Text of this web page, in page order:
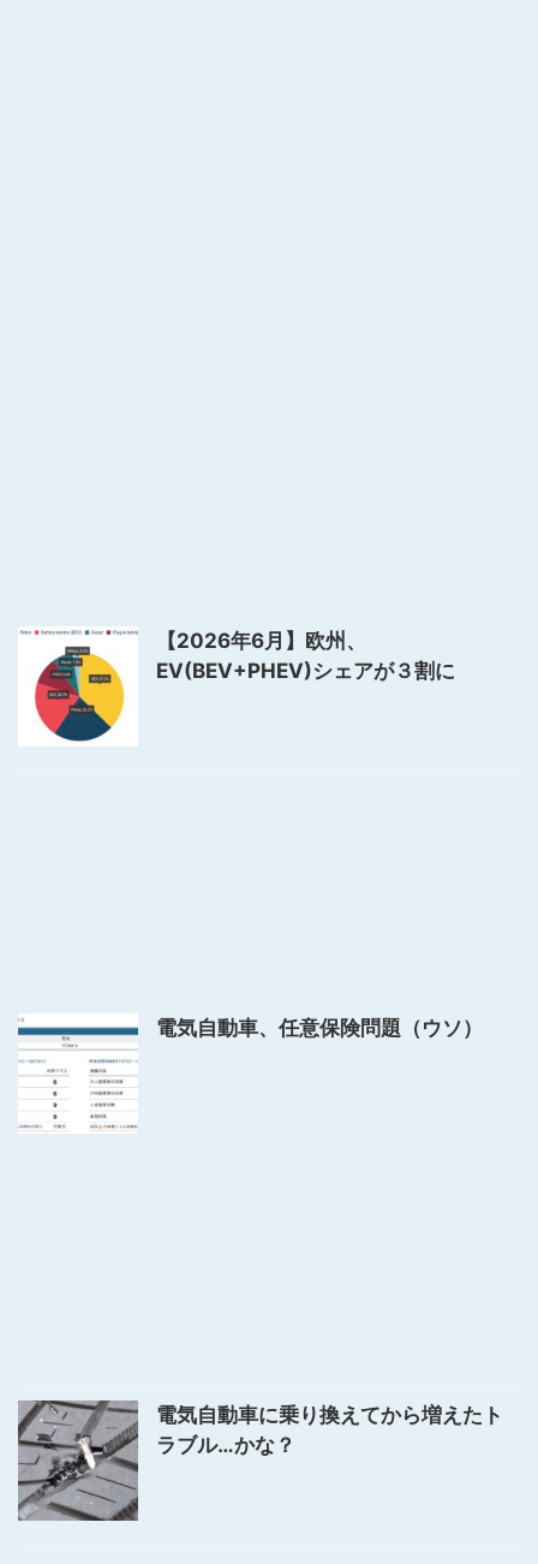
【2026年6月】欧州、
EV(BEV+PHEV)シェアが３割に
電気自動車、任意保険問題（ウソ）
電気自動車に乗り換えてから増えたト
ラブル…かな？